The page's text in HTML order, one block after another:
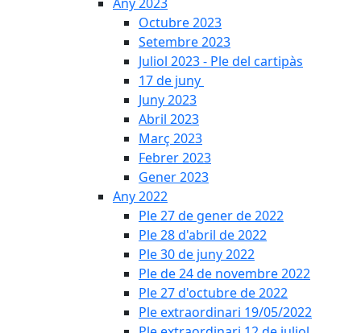
Octubre 2023
Setembre 2023
Juliol 2023 - Ple del cartipàs
17 de juny
Juny 2023
Abril 2023
Març 2023
Febrer 2023
Gener 2023
Any 2022
Ple 27 de gener de 2022
Ple 28 d'abril de 2022
Ple 30 de juny 2022
Ple de 24 de novembre 2022
Ple 27 d'octubre de 2022
Ple extraordinari 19/05/2022